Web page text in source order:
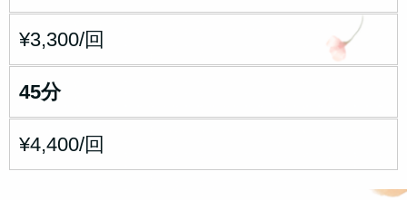
¥3,300/回
45分
¥4,400/回